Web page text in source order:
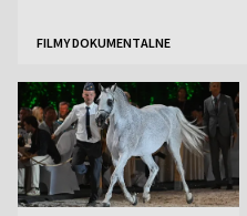
FILMY DOKUMENTALNE